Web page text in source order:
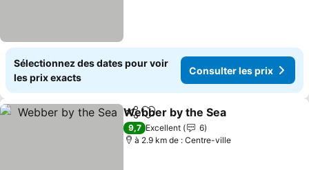
Sélectionnez des dates pour voir
les prix exacts
Consulter les prix
PartagerAjouter à mes favoris
Webber by the Sea
9,7 Excellent
6
à 2.9 km de : Centre-ville